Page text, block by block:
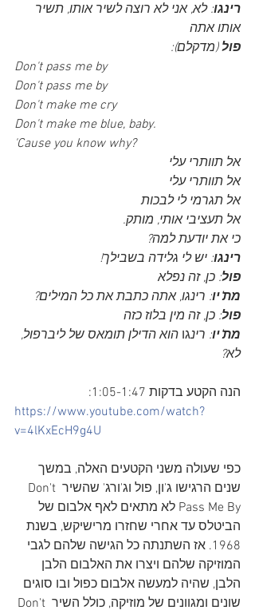
רינגו: לא, אני לא רוצה לשיר אותו, תשיר
אותו אתה
פול (מדקלם):
Don't pass me by
Don't pass me by
Don't make me cry
Don't make me blue, baby.
'Cause you know why?
אל תוותרי עלי
אל תוותרי עלי
אל תגרמי לי לבכות
אל תעציבי אותי, מותק.
כי את יודעת למה?
רינגו: יש לי גלידה בשבילך!
פול: כן, זה נפלא
מת'יו: רינגו, אתה כתבת את כל המילים?
פול: כן, זה מין בלוז כזה
מת'יו: רינגו הוא הדילן תומאס של ליברפול,
לא?
הנה הקטע בדקות 1:05-1:47:
https://www.youtube.com/watch?
v=4lKxEcH9g4U
כפי שעולה משני הקטעים האלה, במשך
שנים הרגישו ג'ון, פול וג'ורג' שהשיר Don't
Pass Me By לא מתאים לאף אלבום של
הביטלס עד אחרי שחזרו מרישיקש, בשנת
1968. אז השתנתה כל הגישה שלהם לגבי
המוזיקה שלהם ויצרו את האלבום הלבן
הלבן, שהיה למעשה אלבום כפול ובו סוגים
שונים ומגוונים של מוזיקה, כולל השיר Don't